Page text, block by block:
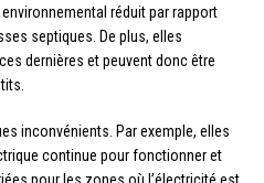
réduit par rapport
septiques. De plus, elles
dernières et peuvent donc être
inconvénients. Par exemple, elles
continue pour fonctionner et